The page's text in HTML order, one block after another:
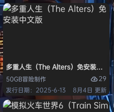
多重人生（The Alters）免安装中文版
50GB冒险制作
29
发行日期：2025-6-13
8月4日 更新